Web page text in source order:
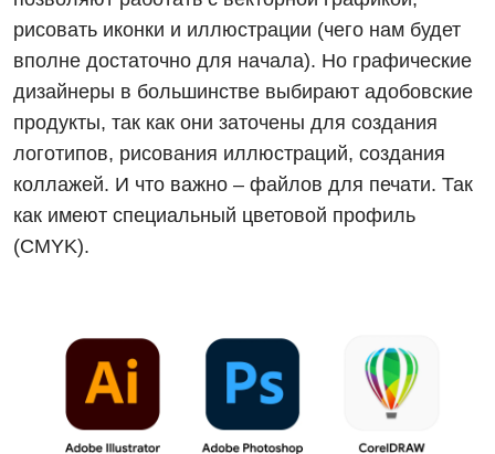
рисовать иконки и иллюстрации (чего нам будет
вполне достаточно для начала). Но графические
дизайнеры в большинстве выбирают адобовские
продукты, так как они заточены для создания
логотипов, рисования иллюстраций, создания
коллажей. И что важно – файлов для печати. Так
как имеют специальный цветовой профиль
(CMYK).